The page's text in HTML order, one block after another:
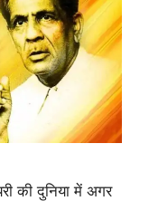
की दुनिया में अगर